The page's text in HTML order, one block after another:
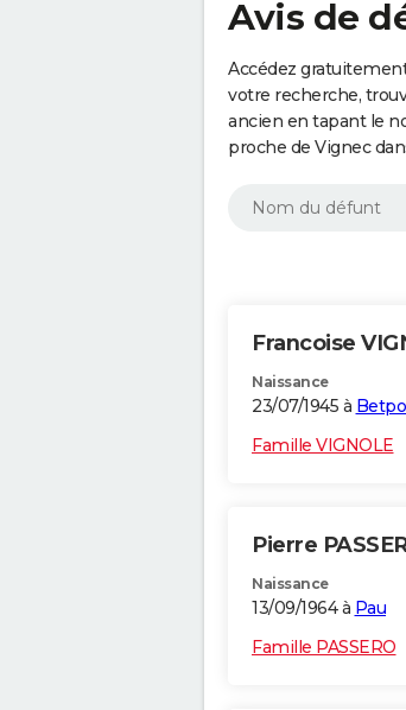
Avis de
Accédez
votre recherche,
ancien en tapant le
proche de Vignec
Francoise
Naissance
23/07/1945 à
Famille VIGNOLE
Pierre
Naissance
13/09/1964 à Pau
Famille PASSERO